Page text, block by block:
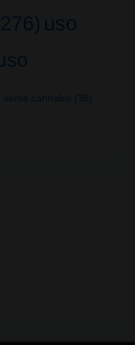
uso
venta cannabis (38)